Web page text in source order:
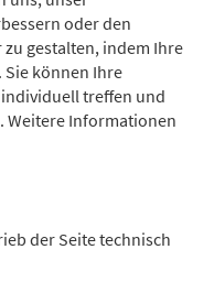
oder den
gestalten, indem Ihre
können Ihre
treffen und
Weitere Informationen
der Seite technisch
Europas